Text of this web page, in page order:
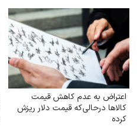
اعتراض به عدم کاهش‌ قیمت
کالاها درحالی‌که قیمت دلار ریزش
کرده